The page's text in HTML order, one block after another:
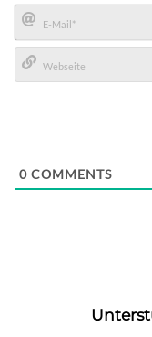
Name*
E-
Mail*
0 COMMENTS